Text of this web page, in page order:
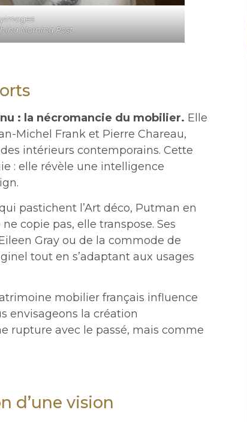
Morning Post
: la nécromancie du mobilier. Elle
Michel Frank et Pierre Chareau,
intérieurs contemporains. Cette
: elle révèle une intelligence
pastichent l’Art déco, Putman en
copie pas, elle transpose. Ses
Gray ou de la commode de
tout en s’adaptant aux usages
mobilier français influence
envisageons la création
rupture avec le passé, mais comme
d’une vision